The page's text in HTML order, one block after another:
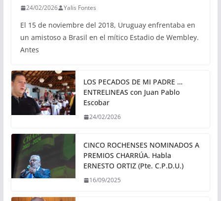
24/02/2026 Yalis Fontes
El 15 de noviembre del 2018, Uruguay enfrentaba en
un amistoso a Brasil en el mítico Estadio de Wembley.
Antes
LOS PECADOS DE MI PADRE …
ENTRELINEAS con Juan Pablo
Escobar
24/02/2026
CINCO ROCHENSES NOMINADOS A
PREMIOS CHARRÚA. Habla
ERNESTO ORTIZ (Pte. C.P.D.U.)
16/09/2025